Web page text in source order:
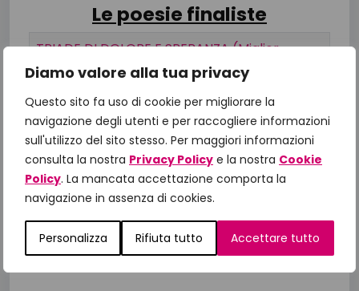
Diamo valore alla tua privacy
Questo sito fa uso di cookie per migliorare la
navigazione degli utenti e per raccogliere informazioni
sull'utilizzo del sito stesso. Per maggiori informazioni
consulta la nostra Privacy Policy e la nostra Cookie
Policy. La mancata accettazione comporta la
navigazione in assenza di cookies.
Personalizza Rifiuta tutto Accettare tutto
Le poesie finaliste
TRIADE DI DOLORE E SPERANZA (Miglior
poesia 2019) – di Giovanna Morabito
AL CALAR DELLA SERA – Di Patrizia Cozzolino
SENZA (CHE) – Di Franco Ricci
CARCIDIOMA – di Assunta Spedicato
NON HO PAROLE CHE D’INCANTATO AMORE –
di Carmelo Spitaleri